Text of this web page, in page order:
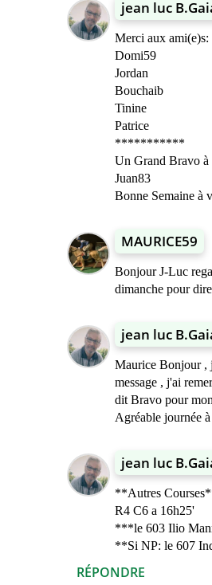
RÉPONDRE
jean luc
Merci aux ami(e)s:
Domi59
Jordan
Bouchaib
Tinine
Patrice
***********
Un Grand Bravo à
Juan83
Bonne Semaine à
MAURICE59
Bonjour J-Luc
dimanche pour
jean luc
Maurice Bonjour ,
message , j'ai
dit Bravo pour
Agréable journée
jean luc
**Autres
R4 C6 a 16h25'
***le 603 Ilio
**Si NP: le 607